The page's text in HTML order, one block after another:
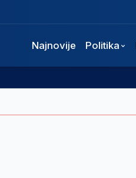
Najnovije Politika